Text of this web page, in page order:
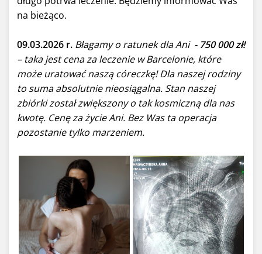
na bieżąco.
09.03.2026 r. Błagamy o ratunek dla Ani - 750 000 zł!
– taka jest cena za leczenie w Barcelonie, które
może uratować naszą córeczkę! Dla naszej rodziny
to suma absolutnie nieosiągalna. Stan naszej
zbiórki został zwiększony o tak kosmiczną dla nas
kwotę. Cenę za życie Ani. Bez Was ta operacja
pozostanie tylko marzeniem.